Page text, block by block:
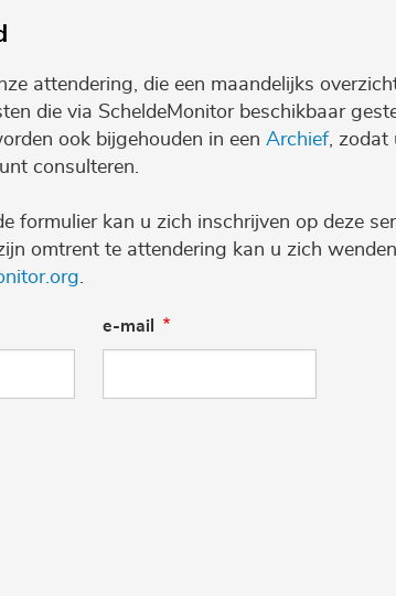
attendering, die een maandelijks
die via ScheldeMonitor beschikbaar
ook bijgehouden in een Archief ,
consulteren.
formulier kan u zich inschrijven op deze
omtrent te attendering kan u zich
e-mail